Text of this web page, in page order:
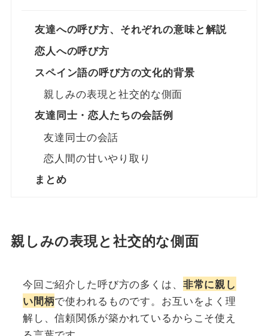
友達への呼び方、それぞれの意味と解説
恋人への呼び方
スペイン語の呼び方の文化的背景
親しみの表現と社交的な側面
友達同士・恋人たちの会話例
友達同士の会話
恋人間の甘いやり取り
まとめ
親しみの表現と社交的な側面
今回ご紹介した呼び方の多くは、 非常に親し
い間柄で使われるものです。お互いをよく理
解し、信頼関係が築かれているからこそ使え